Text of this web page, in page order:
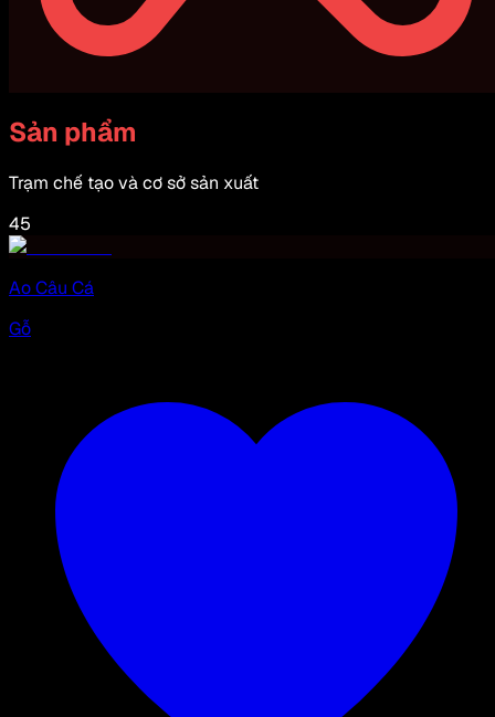
Sản phẩm
Trạm chế tạo và cơ sở sản xuất
45
Ao Câu Cá
Gỗ